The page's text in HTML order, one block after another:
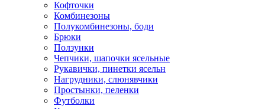
Кофточки
Комбинезоны
Полукомбинезоны, боди
Брюки
Ползунки
Чепчики, шапочки ясельные
Рукавички, пинетки ясельн
Нагрудники, слюнявчики
Простынки, пеленки
Футболки